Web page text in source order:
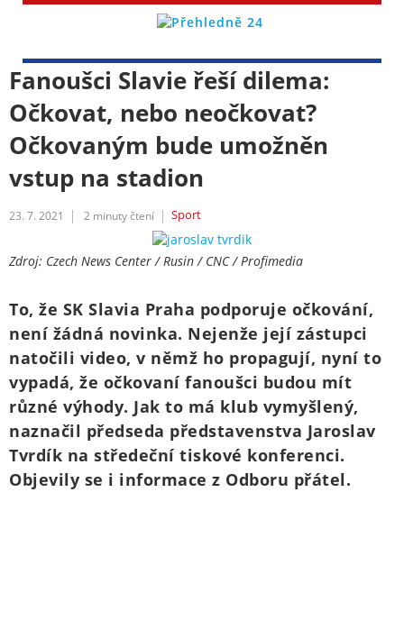
Fanoušci Slavie řeší dilema:
Očkovat, nebo neočkovat?
Očkovaným bude umožněn
vstup na stadion
23. 7. 2021 2 minuty čtení Sport
Zdroj: Czech News Center / Rusin / CNC / Profimedia
To, že SK Slavia Praha podporuje očkování,
není žádná novinka. Nejenže její zástupci
natočili video, v němž ho propagují, nyní to
vypadá, že očkovaní fanoušci budou mít
různé výhody. Jak to má klub vymyšlený,
naznačil předseda představenstva Jaroslav
Tvrdík na středeční tiskové konferenci.
Objevily se i informace z Odboru přátel.